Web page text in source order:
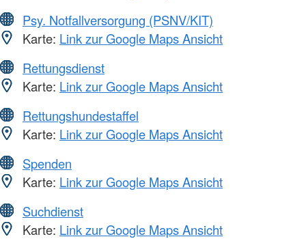
Psy. Notfallversorgung (PSNV/KIT)
Karte: Link zur Google Maps Ansicht
Rettungsdienst
Karte: Link zur Google Maps Ansicht
Rettungshundestaffel
Karte: Link zur Google Maps Ansicht
Spenden
Karte: Link zur Google Maps Ansicht
Suchdienst
Karte: Link zur Google Maps Ansicht